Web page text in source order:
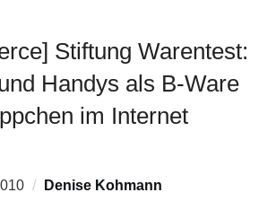
Stiftung Warentest:
Handys als B-Ware
im Internet
Denise Kohmann